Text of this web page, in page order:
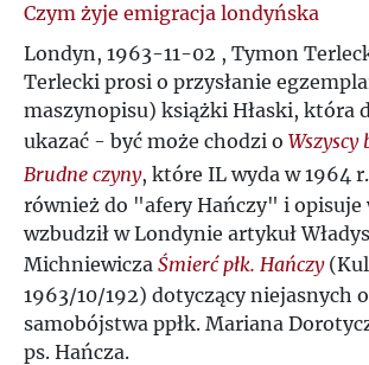
O
P
R
S
Ś
Czym żyje emigracja londyńska
Londyn, 1963-11-02 , Tymon
Terlecki prosi o przysłanie
maszynopisu) książki Hłaski, która
ukazać - być może chodzi o
Brudne czyny, które IL wyda w 1964
również do "afery Hańczy" i opisuje
wzbudził w Londynie artykuł
Michniewicza Śmierć płk. Hańczy
1963/10/192) dotyczący niejasnych
samobójstwa ppłk. Mariana
ps. Hańcza.